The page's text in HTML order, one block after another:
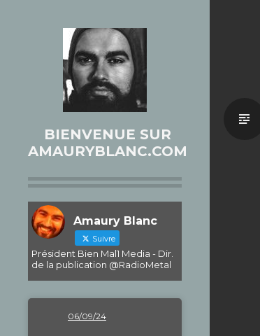
BIENVENUE SUR
AMAURYBLANC.COM
Amaury Blanc
Suivre
Président Bien Mal1 Media - Dir.
de la publication @RadioMetal
06/09/24